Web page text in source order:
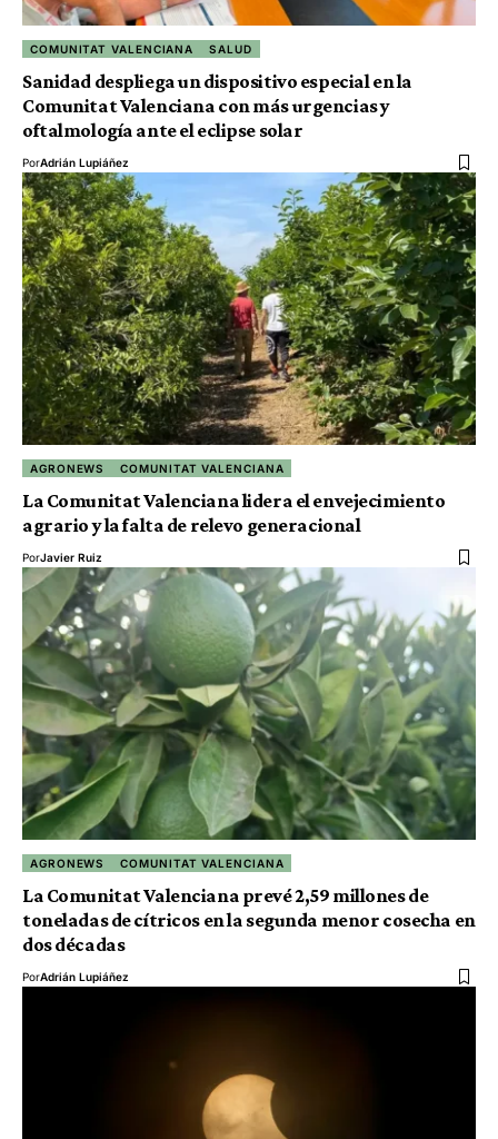
COMUNITAT VALENCIANA SALUD
Sanidad despliega un dispositivo especial en la
Comunitat Valenciana con más urgencias y
oftalmología ante el eclipse solar
PorAdrián Lupiáñez
AGRONEWS COMUNITAT VALENCIANA
La Comunitat Valenciana lidera el envejecimiento
agrario y la falta de relevo generacional
PorJavier Ruiz
AGRONEWS COMUNITAT VALENCIANA
La Comunitat Valenciana prevé 2,59 millones de
toneladas de cítricos en la segunda menor cosecha en
dos décadas
PorAdrián Lupiáñez